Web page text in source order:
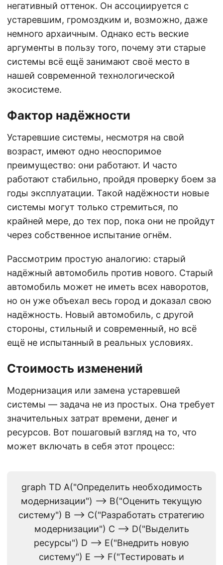
негативный оттенок. Он ассоциируется с
устаревшим, громоздким и, возможно, даже
немного архаичным. Однако есть веские
аргументы в пользу того, почему эти старые
системы всё ещё занимают своё место в
нашей современной технологической
экосистеме.
Фактор надёжности
Устаревшие системы, несмотря на свой
возраст, имеют одно неоспоримое
преимущество: они работают. И часто
работают стабильно, пройдя проверку боем за
годы эксплуатации. Такой надёжности новые
системы могут только стремиться, по
крайней мере, до тех пор, пока они не пройдут
через собственное испытание огнём.
Рассмотрим простую аналогию: старый
надёжный автомобиль против нового. Старый
автомобиль может не иметь всех наворотов,
но он уже объехал весь город и доказал свою
надёжность. Новый автомобиль, с другой
стороны, стильный и современный, но всё
ещё не испытанный в реальных условиях.
Стоимость изменений
Модернизация или замена устаревшей
системы — задача не из простых. Она требует
значительных затрат времени, денег и
ресурсов. Вот пошаговый взгляд на то, что
может включать в себя этот процесс:
graph TD A("Определить необходимость
модернизации") --> B("Оценить текущую
систему") B --> C("Разработать стратегию
модернизации") C --> D("Выделить
ресурсы") D --> E("Внедрить новую
систему") E --> F("Тестировать и